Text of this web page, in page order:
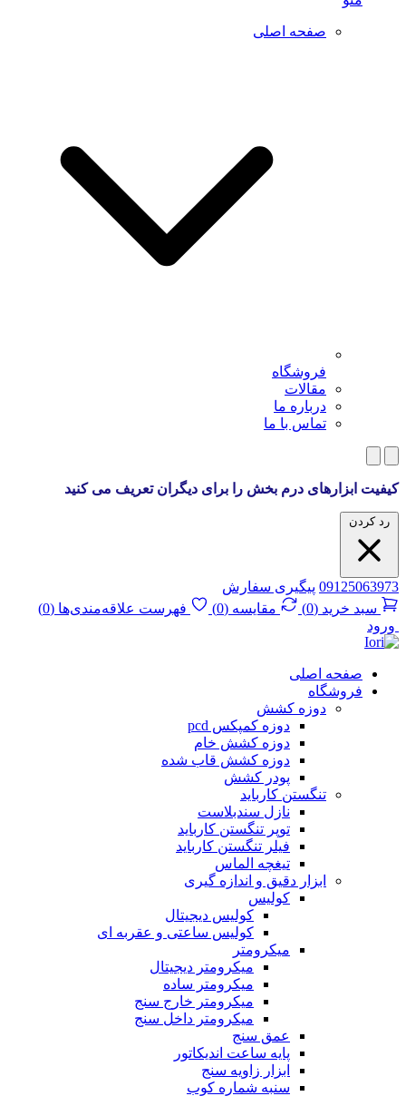
صفحه اصلی
فروشگاه
مقالات
درباره ما
تماس با ما
کیفیت ابزارهای درم بخش را برای دیگران تعریف می کنید
رد کردن
09125063973 پیگیری سفارش
سبد خرید (
0
) مقایسه (
0
) فهرست علاقه‌مندی‌ها (
0
)
ورود
صفحه اصلی
فروشگاه
دوزه کشش
دوزه کمپکس pcd
دوزه کشش خام
دوزه کشش قاب شده
پودر کشش
تنگستن کارباید
نازل سندبلاست
توپر تنگستن کارباید
فیلر تنگستن کارباید
تیغچه الماس
ابزار دقیق و اندازه گیری
کولیس
کولیس دیجیتال
کولیس ساعتی و عقربه ای
میکرومتر
میکرومتر دیجیتال
میکرومتر ساده
میکرومتر خارج سنج
میکرومتر داخل سنج
عمق سنج
پایه ساعت اندیکاتور
ابزار زاویه سنج
سنبه شماره کوب